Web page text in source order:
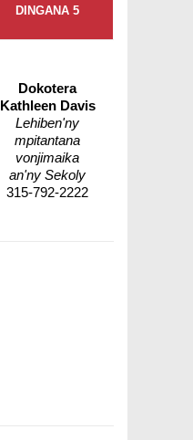
DINGANA 5
Dokotera
Kathleen Davis
Lehiben'ny
mpitantana
vonjimaika
an'ny Sekoly
315-792-2222